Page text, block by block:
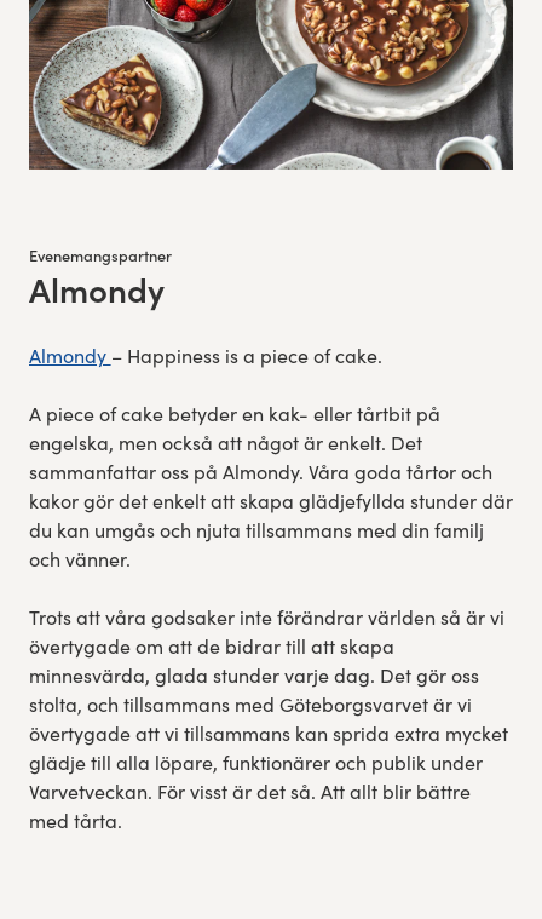
Evenemangspartner
Almondy
Almondy – Happiness is a piece of cake.
A piece of cake betyder en kak- eller tårtbit på
engelska, men också att något är enkelt. Det
sammanfattar oss på Almondy. Våra goda tårtor och
kakor gör det enkelt att skapa glädjefyllda stunder där
du kan umgås och njuta tillsammans med din familj
och vänner.
Trots att våra godsaker inte förändrar världen så är vi
övertygade om att de bidrar till att skapa
minnesvärda, glada stunder varje dag. Det gör oss
stolta, och tillsammans med Göteborgsvarvet är vi
övertygade att vi tillsammans kan sprida extra mycket
glädje till alla löpare, funktionärer och publik under
Varvetveckan. För visst är det så. Att allt blir bättre
med tårta.